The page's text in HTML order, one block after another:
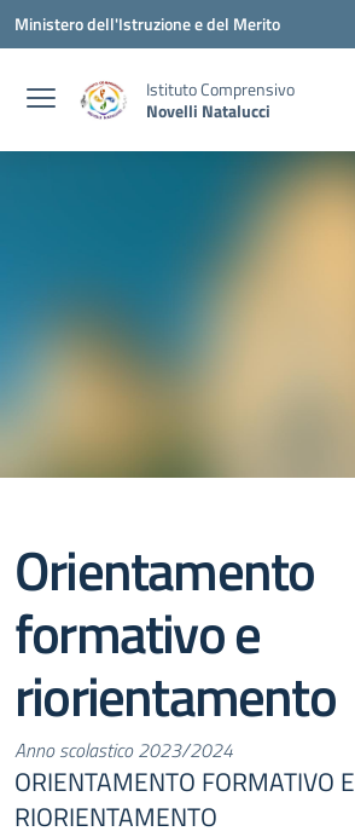
Vai ai contenuti
Vai al menu di navigazione
Vai al footer
Ministero dell'Istruzione e del Merito
Istituto Comprensivo
Novelli Natalucci
Orientamento
formativo e
riorientamento
Anno scolastico 2023/2024
ORIENTAMENTO FORMATIVO E
RIORIENTAMENTO